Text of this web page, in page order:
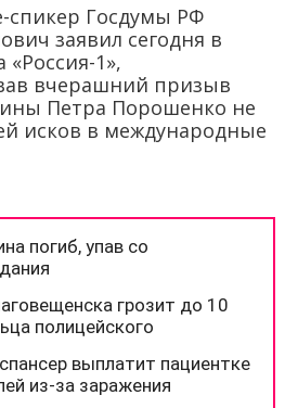
спикер Госдумы РФ
заявил сегодня в
«Россия-1»,
вчерашний призыв
Петра Порошенко не
исков в международные